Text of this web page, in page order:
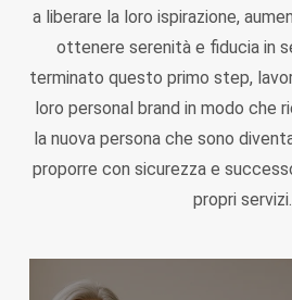
a liberare la loro ispirazione,
ottenere serenità e fiducia in
terminato questo primo step,
loro personal brand in modo che
la nuova persona che sono
proporre con sicurezza e
propri servizi.